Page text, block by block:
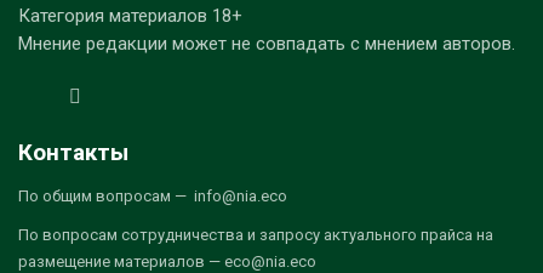
Категория материалов 18+
Мнение редакции может не совпадать с мнением авторов.
Контакты
По общим вопросам — info@nia.eco
По вопросам сотрудничества и запросу актуального прайса на
размещение материалов — eco@nia.eco